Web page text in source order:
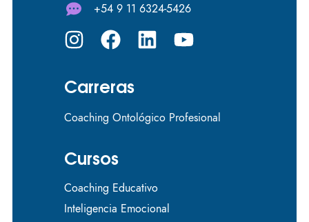
+54 9 11 6324-5426
Carreras
Coaching Ontológico Profesional
Cursos
Coaching Educativo
Inteligencia Emocional